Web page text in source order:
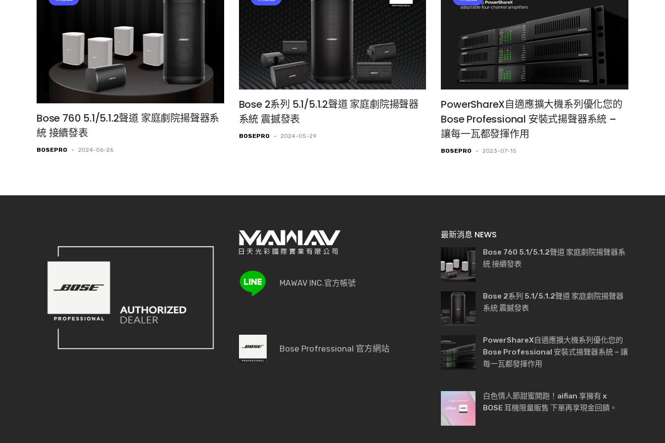
Bose 760 5.1/5.1.2聲道 家庭劇院揚聲器系
統 接續發表
BOSEPRO - 2024-06-26
Bose 2系列 5.1/5.1.2聲道 家庭劇院揚聲器
系統 震撼發表
BOSEPRO - 2024-05-29
PowerShareX自適應擴大機系列優化您的
Bose Professional 安裝式揚聲器系統 –
讓每一瓦都發揮作用
BOSEPRO - 2023-07-15
MAWAV INC.官方帳號
Bose Profressional 官方網站
最新消息 NEWS
Bose 760 5.1/5.1.2聲道 家庭劇院揚聲器系
統 接續發表
Bose 2系列 5.1/5.1.2聲道 家庭劇院揚聲器
系統 震撼發表
PowerShareX自適應擴大機系列優化您的
Bose Professional 安裝式揚聲器系統 – 讓
每一瓦都發揮作用
白色情人節甜蜜開跑！aifian 享擁有 x
BOSE 耳機限量販售 下單再享現金回饋。